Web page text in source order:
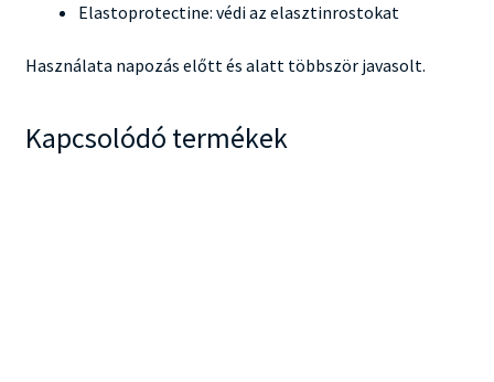
Elastoprotectine: védi az elasztinrostokat
Használata napozás előtt és alatt többször javasolt.
Kapcsolódó termékek